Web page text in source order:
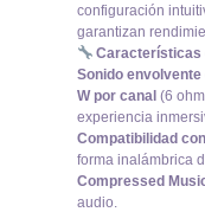
configuración
garantizan
Características
Sonido envolvente
W por canal (6
experiencia
Compatibilidad
forma inalámbrica
Compressed
audio.